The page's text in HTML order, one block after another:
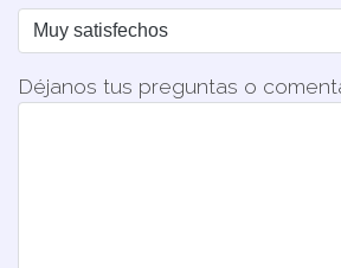
Déjanos tus preguntas o